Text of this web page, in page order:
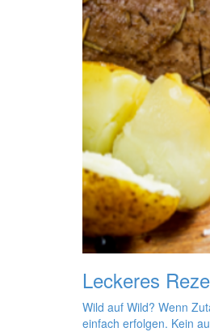
Leckeres
Wild auf Wild? Wenn
einfach erfolgen. Kein